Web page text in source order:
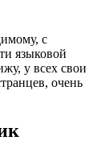
с
языковой
у всех свои
очень